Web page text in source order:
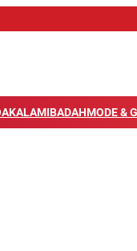
KALAMIBADAHMODE &